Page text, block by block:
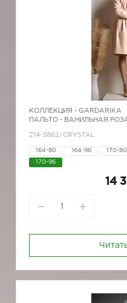
КОЛЛЕКЦИЯ - GARDARIKA
ПАЛЬТО - ВАНИЛЬНАЯ
214-3862/CRYSTAL
164-80 164-96 170-80
170-96
14